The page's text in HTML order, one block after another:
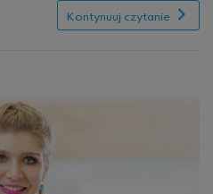
Kontynuuj czytanie